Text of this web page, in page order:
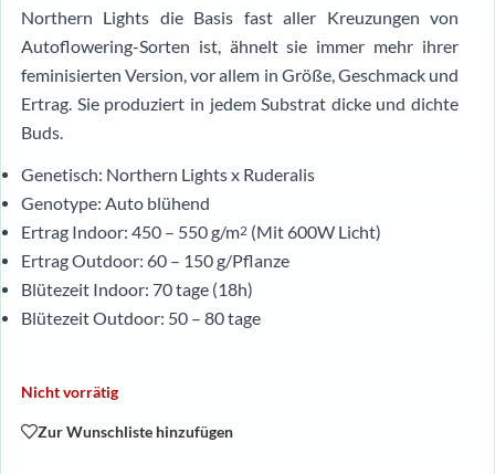
Northern Lights die Basis fast aller Kreuzungen von
Autoflowering-Sorten ist, ähnelt sie immer mehr ihrer
feminisierten Version, vor allem in Größe, Geschmack und
Ertrag. Sie produziert in jedem Substrat dicke und dichte
Buds.
Genetisch: Northern Lights x Ruderalis
Genotype: Auto blühend
Ertrag Indoor: 450 – 550 g/m2 (Mit 600W Licht)
Ertrag Outdoor: 60 – 150 g/Pflanze
Blütezeit Indoor: 70 tage (18h)
Blütezeit Outdoor: 50 – 80 tage
Nicht vorrätig
Zur Wunschliste hinzufügen